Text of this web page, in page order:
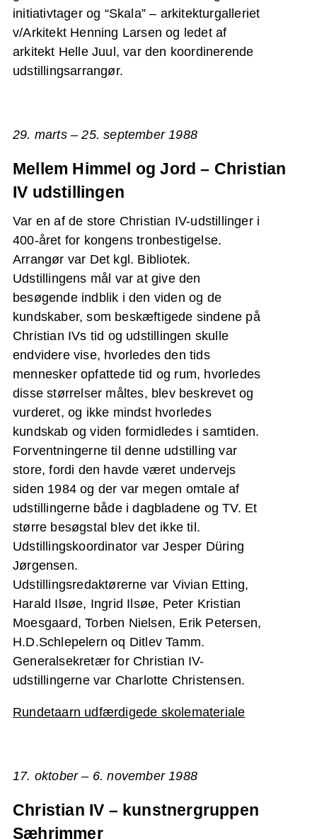
initiativtager og “Skala” – arkitekturgalleriet
v/Arkitekt Henning Larsen og ledet af
arkitekt Helle Juul, var den koordinerende
udstillingsarrangør.
29. marts – 25. september 1988
Mellem Himmel og Jord – Christian
IV udstillingen
Var en af de store Christian IV-udstillinger i
400-året for kongens tronbestigelse.
Arrangør var Det kgl. Bibliotek.
Udstillingens mål var at give den
besøgende indblik i den viden og de
kundskaber, som beskæftigede sindene på
Christian IVs tid og udstillingen skulle
endvidere vise, hvorledes den tids
mennesker opfattede tid og rum, hvorledes
disse størrelser måltes, blev beskrevet og
vurderet, og ikke mindst hvorledes
kundskab og viden formidledes i samtiden.
Forventningerne til denne udstilling var
store, fordi den havde været undervejs
siden 1984 og der var megen omtale af
udstillingerne både i dagbladene og TV. Et
større besøgstal blev det ikke til.
Udstillingskoordinator var Jesper Düring
Jørgensen.
Udstillingsredaktørerne var Vivian Etting,
Harald Ilsøe, Ingrid Ilsøe, Peter Kristian
Moesgaard, Torben Nielsen, Erik Petersen,
H.D.Schlepelern oq Ditlev Tamm.
Generalsekretær for Christian IV-
udstillingerne var Charlotte Christensen.
Rundetaarn udfærdigede skolemateriale
17. oktober – 6. november 1988
Christian IV – kunstnergruppen
Sæhrimmer